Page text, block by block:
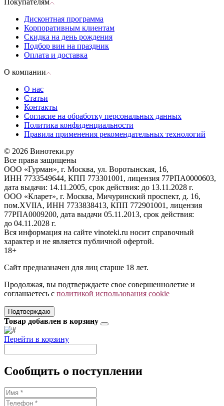
Дисконтная программа
Корпоративным клиентам
Скидка на день рождения
Подбор вин на праздник
Оплата и доставка
О компании
О нас
Статьи
Контакты
Согласие на обработку персональных данных
Политика конфиденциальности
Правила применения рекомендательных технологий
© 2026 Винотеки.ру
Все права защищены
ООО «Гурман», г. Москва, ул. Воротынская, 16,
ИНН 7733549644, КПП 773301001, лицензия 77РПА0000603,
дата выдачи: 14.11.2005, срок действия: до 13.11.2028 г.
ООО «Кларет», г. Москва, Мичуринский проспект, д. 16,
пом.XVIIA, ИНН 7733838413, КПП 772901001, лицензия
77РПА0009200, дата выдачи 05.11.2013, срок действия:
до 04.11.2028 г.
Вся информация на сайте vinoteki.ru носит справочный
характер и не является публичной офертой.
18+
Сайт предназначен для лиц старше 18 лет.
Продолжая, вы подтверждаете свое совершеннолетие и
соглашаетесь с политикой использования cookie
Подтверждаю
Товар добавлен в корзину
Перейти в корзину
Сообщить о поступлении